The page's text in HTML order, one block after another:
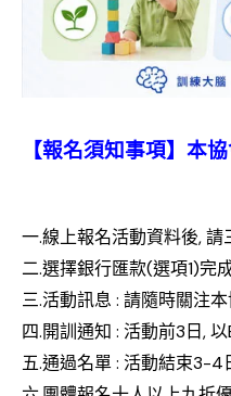
【報名須知事項】本
一.線上報名活動資料後, 請
二.選擇銀行匯款(選項1)完
三.活動訊息 : 請隨時關注
四.開訓通知 : 活動前3日,
五.通過名單 : 活動結束3-4